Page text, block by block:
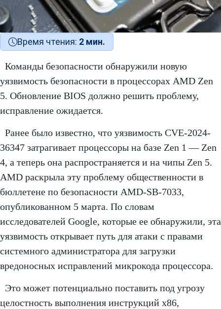
Время чтения: 2 мин.
Команды безопасности обнаружили новую
уязвимость безопасности в процессорах AMD Zen
5. Обновление BIOS должно решить проблему,
исправление ожидается.
Ранее было известно, что уязвимость CVE-2024-
36347 затрагивает процессоры на базе Zen 1 — Zen
4, а теперь она распространяется и на чипы Zen 5.
AMD раскрыла эту проблему общественности в
бюллетене по безопасности AMD-SB-7033,
опубликованном 5 марта. По словам
исследователей Google, которые ее обнаружили, эта
уязвимость открывает путь для атаки с правами
системного администратора для загрузки
вредоносных исправлений микрокода процессора.
Это может потенциально поставить под угрозу
целостность выполнения инструкций x86,